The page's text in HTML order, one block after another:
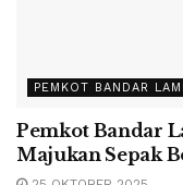
PEMKOT BANDAR
Pemkot Bandar
Majukan Sepak